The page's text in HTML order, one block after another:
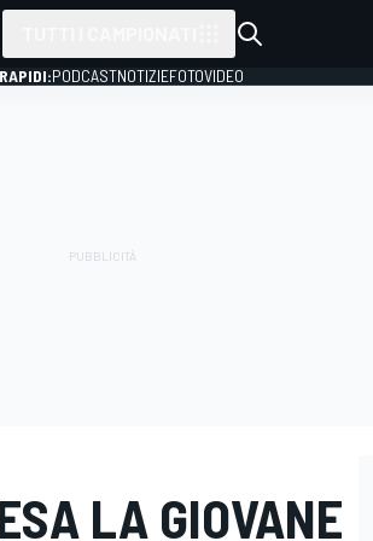
PODCASTNOTIZIEFOTOVIDEO
LA GIOVANE